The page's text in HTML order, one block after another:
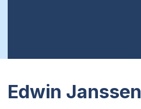
Edwin Janssen